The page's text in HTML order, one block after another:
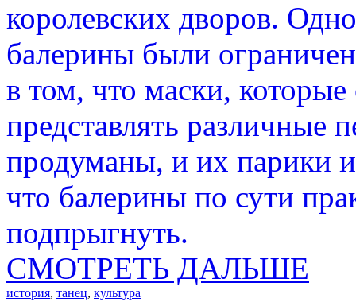
королевских дворов.
балерины были
в том, что маски,
представлять различные
продуманы, и их парики
что балерины по сути
подпрыгнуть.
СМОТРЕТЬ ДАЛЬШЕ
история, танец, культура